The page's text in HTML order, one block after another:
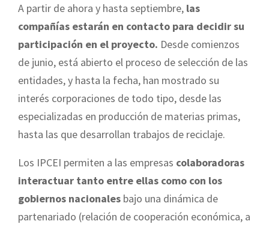
A partir de ahora y hasta septiembre, las
compañías estarán en contacto para decidir su
participación en el proyecto. Desde comienzos
de junio, está abierto el proceso de selección de las
entidades, y hasta la fecha, han mostrado su
interés corporaciones de todo tipo, desde las
especializadas en producción de materias primas,
hasta las que desarrollan trabajos de reciclaje.
Los IPCEI permiten a las empresas colaboradoras
interactuar tanto entre ellas como con los
gobiernos nacionales bajo una dinámica de
partenariado (relación de cooperación económica, a